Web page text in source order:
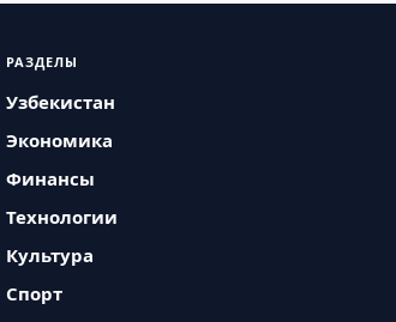
РАЗДЕЛЫ
Узбекистан
Экономика
Финансы
Технологии
Культура
Спорт